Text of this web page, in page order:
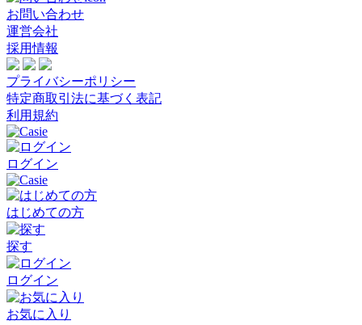
お問い合わせ
運営会社
採用情報
プライバシーポリシー
特定商取引法に基づく表記
利用規約
ログイン
はじめての方
探す
ログイン
お気に入り